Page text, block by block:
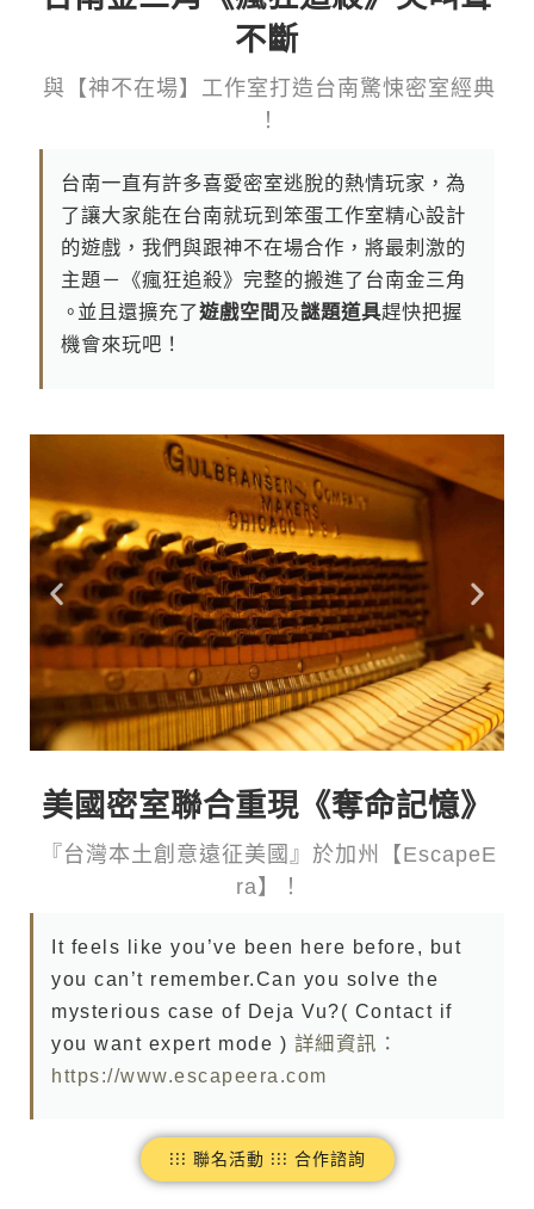
不斷
與 【 神 不 在 場 】 工 作 室 打 造 台 南 驚 悚 密 室 經 典
！
台 南 一 直 有 許 多 喜 愛 密 室 逃 脫 的 熱 情 玩 家 ， 為
了 讓 大 家 能 在 台 南 就 玩 到 笨 蛋 工 作 室 精 心 設 計
的 遊 戲 ， 我 們 與 跟 神 不 在 場 合 作 ， 將 最 刺 激 的
主 題 － 《 瘋 狂 追 殺 》 完 整 的 搬 進 了 台 南 金 三 角
。並 且 還 擴 充 了遊 戲 空 間 及謎 題 道 具趕 快 把 握
機 會 來 玩 吧 ！
美國密室聯合重現《奪命記憶》
『 台 灣 本 土 創 意 遠 征 美 國 』 於 加 州 【 E s c a p e E
r a 】 ！
It feels like you’ve been here before, but
you can’t remember.Can you solve the
mysterious case of Deja Vu?( Contact if
you want expert mode ) 詳細資訊：
https://www.escapeera.com
⁝⁝⁝ 聯名活動 ⁝⁝⁝ 合作諮詢